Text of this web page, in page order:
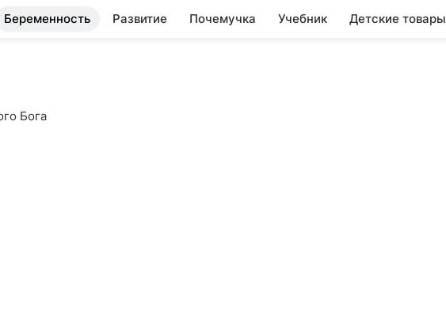
Беременность Развитие Почемучка Учебник Детские товары
Бога